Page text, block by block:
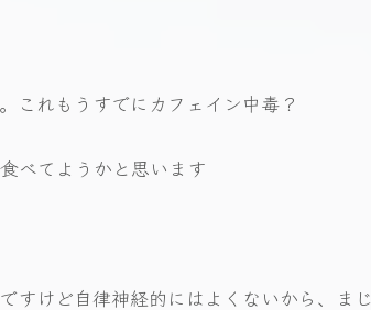
これもうすでにカフェイン中毒？
べてようかと思います
すけど自律神経的にはよくないから、まじ